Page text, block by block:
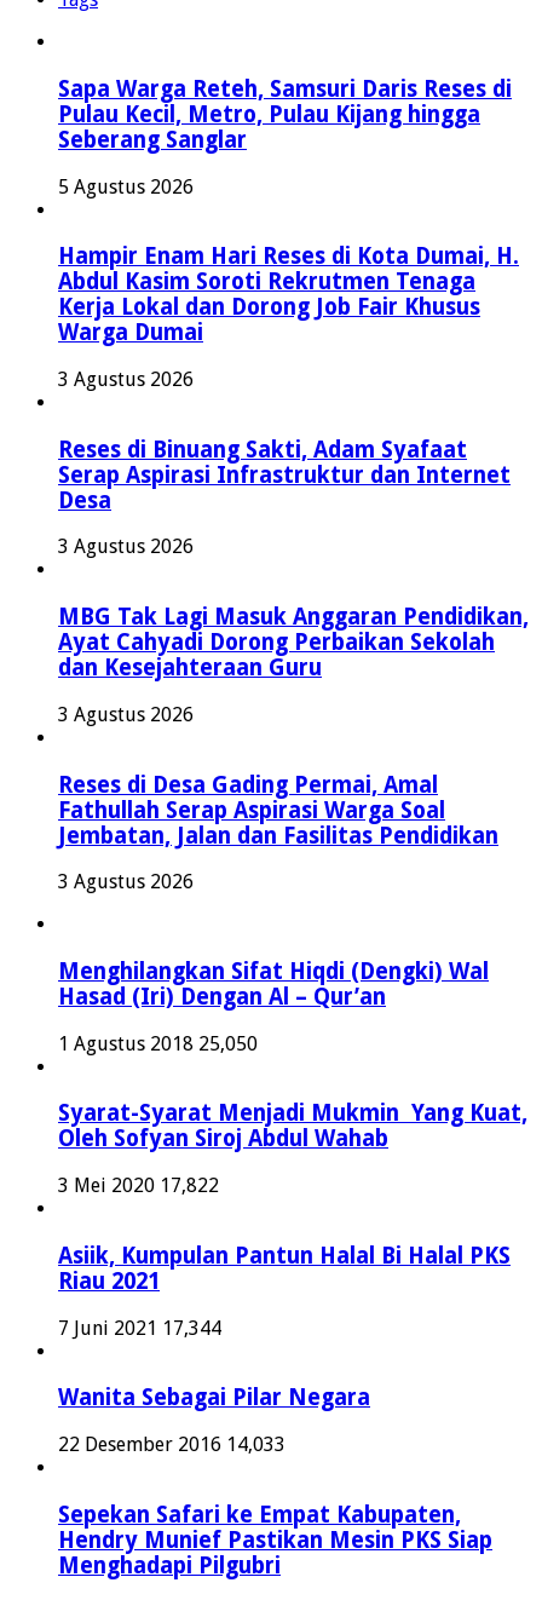
Sapa Warga Reteh, Samsuri Daris Reses di
Pulau Kecil, Metro, Pulau Kijang hingga
Seberang Sanglar
5 Agustus 2026
Hampir Enam Hari Reses di Kota Dumai, H.
Abdul Kasim Soroti Rekrutmen Tenaga
Kerja Lokal dan Dorong Job Fair Khusus
Warga Dumai
3 Agustus 2026
Reses di Binuang Sakti, Adam Syafaat
Serap Aspirasi Infrastruktur dan Internet
Desa
3 Agustus 2026
MBG Tak Lagi Masuk Anggaran Pendidikan,
Ayat Cahyadi Dorong Perbaikan Sekolah
dan Kesejahteraan Guru
3 Agustus 2026
Reses di Desa Gading Permai, Amal
Fathullah Serap Aspirasi Warga Soal
Jembatan, Jalan dan Fasilitas Pendidikan
3 Agustus 2026
Menghilangkan Sifat Hiqdi (Dengki) Wal
Hasad (Iri) Dengan Al – Qur’an
1 Agustus 2018 25,050
Syarat-Syarat Menjadi Mukmin Yang Kuat,
Oleh Sofyan Siroj Abdul Wahab
3 Mei 2020 17,822
Asiik, Kumpulan Pantun Halal Bi Halal PKS
Riau 2021
7 Juni 2021 17,344
Wanita Sebagai Pilar Negara
22 Desember 2016 14,033
Sepekan Safari ke Empat Kabupaten,
Hendry Munief Pastikan Mesin PKS Siap
Menghadapi Pilgubri